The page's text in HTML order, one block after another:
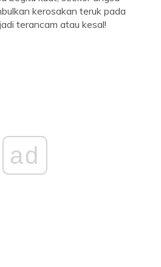
kerosakan teruk pada
terancam atau kesal!
ad